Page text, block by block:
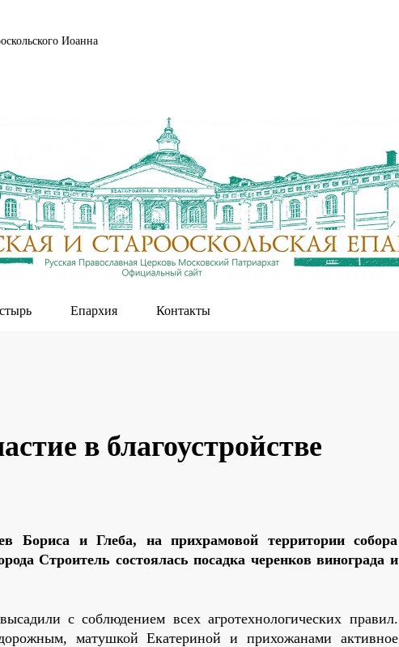
Иоанна
Епархия Контакты
в благоустройстве
Бориса и Глеба, на прихрамовой территории собора
Строитель состоялась посадка черенков винограда и
с соблюдением всех агротехнологических правил.
матушкой Екатериной и прихожанами активное